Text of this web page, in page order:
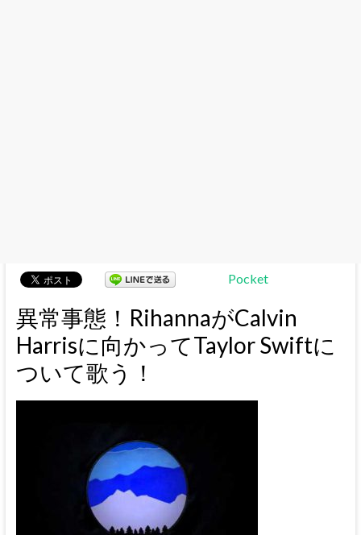
Pocket
異常事態！RihannaがCalvin
Harrisに向かってTaylor Swiftに
ついて歌う！